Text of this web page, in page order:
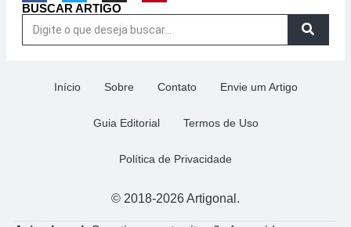
BUSCAR ARTIGO
© 2018-2026 Artigonal.
Início Sobre Contato Envie um Artigo
Guia Editorial Termos de Uso
Política de Privacidade